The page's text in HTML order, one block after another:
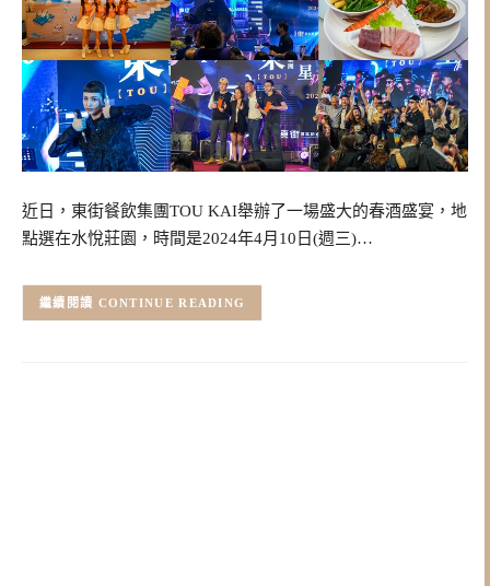
近日，東街餐飲集團TOU KAI舉辦了一場盛大的春酒盛宴，地
點選在水悅莊園，時間是2024年4月10日(週三)…
CONTINUE READING